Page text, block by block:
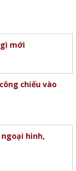
mới
chiếu vào
hình,